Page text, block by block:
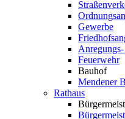
Gewerbe
Feuerwehr
Bauhof
Mendener
Rathaus